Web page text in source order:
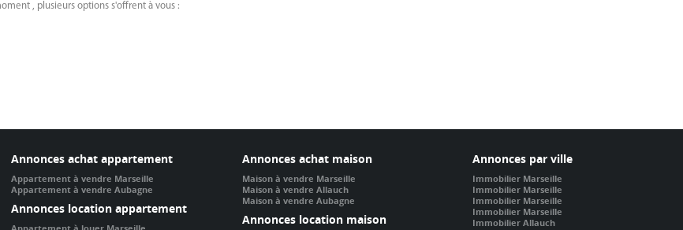
, plusieurs options s'offrent à vous :
Annonces achat appartement
Appartement à vendre Marseille
Appartement à vendre Aubagne
Annonces location appartement
Annonces achat maison
Maison à vendre Marseille
Maison à vendre Allauch
Maison à vendre Aubagne
Annonces location maison
Annonces par ville
Immobilier Marseille
Immobilier Marseille
Immobilier Marseille
Immobilier Marseille
Immobilier Allauch